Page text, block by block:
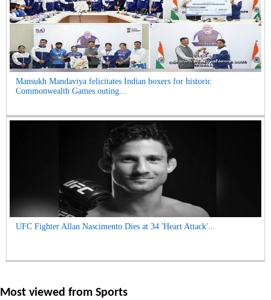
Mansukh Mandaviya felicitates Indian boxers for historic
Commonwealth Games outing...
UFC Fighter Allan Nascimento Dies at 34 'Heart Attack'...
Most viewed from Sports